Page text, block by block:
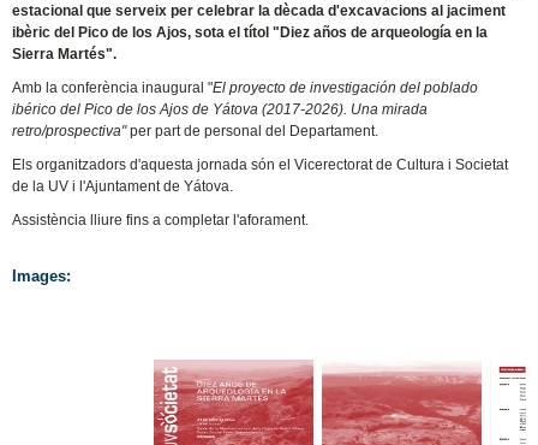
estacional que serveix per celebrar la dècada d'excavacions al jaciment
ibèric del Pico de los Ajos, sota el títol "Diez años de arqueología en la
Sierra Martés".
Amb la conferència inaugural "El proyecto de investigación del poblado
ibérico del Pico de los Ajos de Yátova (2017-2026). Una mirada
retro/prospectiva"per part de personal del Departament.
Els organitzadors d'aquesta jornada són el Vicerectorat de Cultura i Societat
de la UV i l'Ajuntament de Yátova.
Assistència lliure fins a completar l'aforament.
Images: